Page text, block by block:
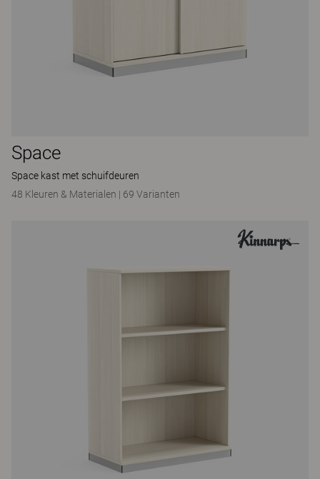
Space
Space kast met schuifdeuren
48 Kleuren & Materialen | 69 Varianten